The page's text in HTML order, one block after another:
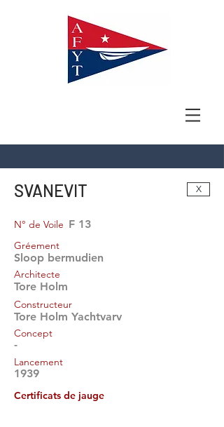
SVANEVIT X
F 13
N° de Voile
Gréement
Sloop bermudien
Architecte
Tore Holm
Constructeur
Tore Holm Yachtvarv
Concept
-
Lancement
1939
Certificats de jauge